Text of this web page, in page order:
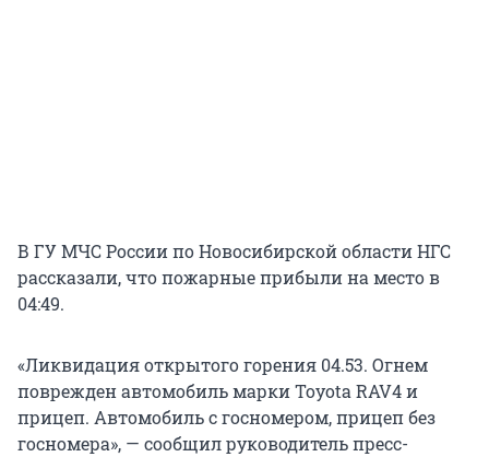
В ГУ МЧС России по Новосибирской области НГС
рассказали, что пожарные прибыли на место в
04:49.
«Ликвидация открытого горения 04.53. Огнем
поврежден автомобиль марки Toyota RAV4 и
прицеп. Автомобиль с госномером, прицеп без
госномера», — сообщил руководитель пресс-